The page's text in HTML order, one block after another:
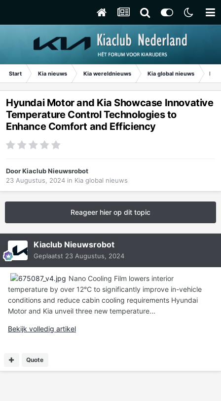
Start Kia nieuws Kia wereldnieuws Kia global nieuws
Hyundai Motor and Kia Showcase Innovative
Temperature Control Technologies to
Enhance Comfort and Efficiency
DoorKiaclub Nieuwsrobot
23 Augustus, 2024 in Kia global nieuws
Reageer hier op dit topic
Kiaclub Nieuwsrobot
Geplaatst 23 Augustus, 2024
Nano Cooling Film lowers interior
temperature by over 12°C to significantly improve in-vehicle
conditions and reduce cabin cooling requirements Hyundai
Motor and Kia unveil three new temperature...
Bekijk volledig artikel
Quote